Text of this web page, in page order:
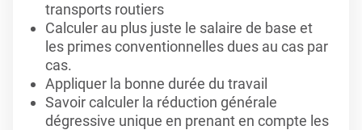
transports routiers
Calculer au plus juste le salaire de base et
les primes conventionnelles dues au cas par
cas.
Appliquer la bonne durée du travail
Savoir calculer la réduction générale
dégressive unique en prenant en compte les